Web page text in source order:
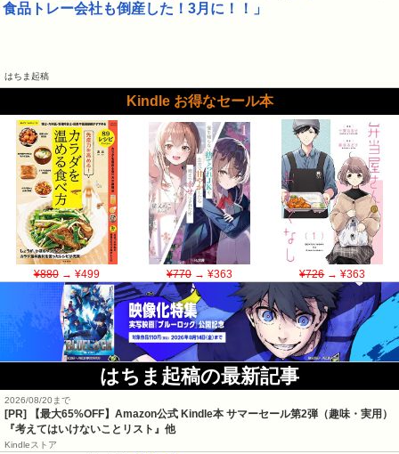
食品トレー会社も倒産した！3月に！！」
はちま起稿
Kindle お得なセール本
¥880→ ¥499 ¥770→ ¥363 ¥726→ ¥363
はちま起稿の最新記事
2026/08/20まで
[PR]
【最大65%OFF】Amazon公式 Kindle本 サマーセール第2弾（趣味・実用）
『考えてはいけないことリスト』他
Kindleストア